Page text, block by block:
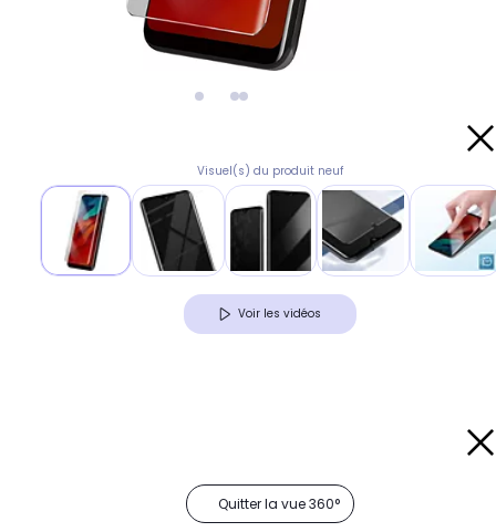
Visuel(s) du produit neuf
Voir les vidéos
Quitter la vue 360°